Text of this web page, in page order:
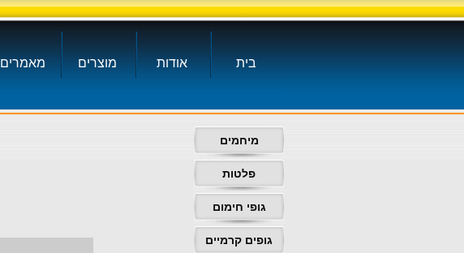
בית אודות מוצרים מאמרים
מיחמים
פלטות
גופי חימום
גופים קרמיים